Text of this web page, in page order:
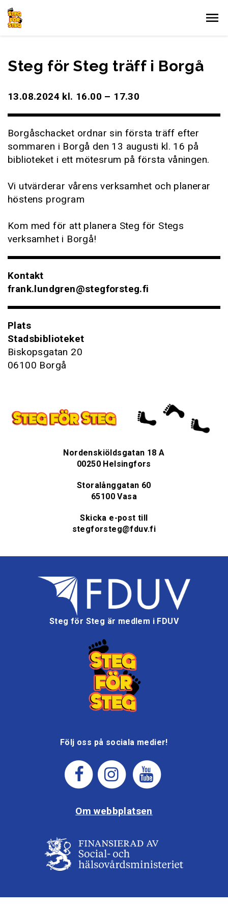
Gå till innehållet
Steg för Steg träff i Borgå
13.08.2024 kl. 16.00 – 17.30
Borgåschacket ordnar sin första träff efter
sommaren i Borgå den 13 augusti kl. 16 på
biblioteket i ett mötesrum på första våningen.
Vi utvärderar vårens verksamhet och planerar
höstens program
Kom med för att planera Steg för Stegs
verksamhet i Borgå!
Kontakt
frank.lundgren@stegforsteg.fi
Plats
Stadsbiblioteket
Biskopsgatan 20
06100 Borgå
Nordenskiöldsgatan 18 A
00250 Helsingfors
Storalånggatan 60
65100 Vasa
Skicka e-post till
stegforsteg@fduv.fi
Steg för Steg är medlem i FDUV
Följ oss på sociala medier!
Om webbplatsen